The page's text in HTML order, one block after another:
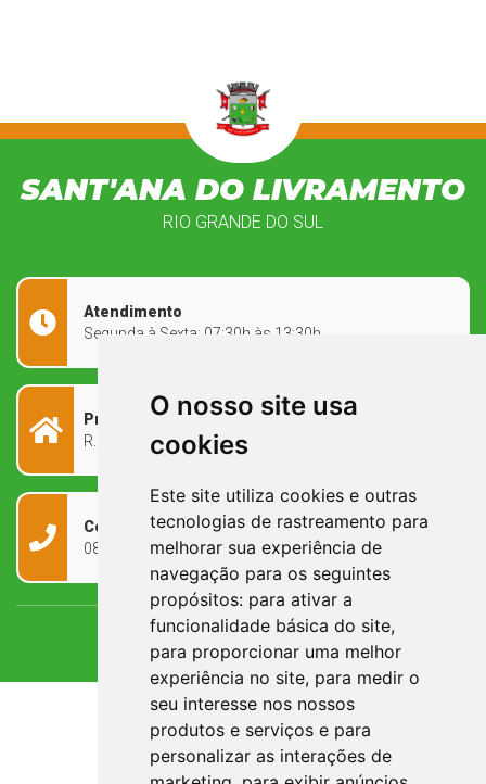
O nosso site usa
cookies
Este site utiliza cookies e outras
tecnologias de rastreamento para
melhorar sua experiência de
navegação para os seguintes
propósitos: para ativar a
funcionalidade básica do site,
para proporcionar uma melhor
experiência no site, para medir o
seu interesse nos nossos
produtos e serviços e para
personalizar as interações de
SANT'ANA DO LIVRAMENTO
RIO GRANDE DO SUL
Atendimento
Segunda à Sexta: 07:30h às 13:30h
Prefeitura Municipal
R. Rivadávia Corrêa, 858 - Centro - RS, 97573-010
Contato
0800 090 2050